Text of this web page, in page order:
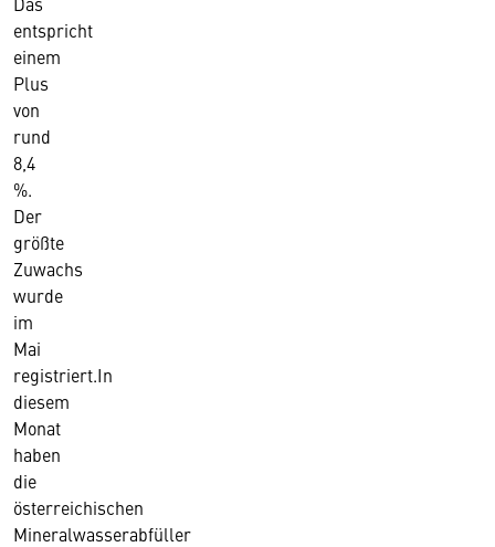
entspricht
einem
Plus
von
rund
8,4
%.
Der
größte
Zuwachs
wurde
im
Mai
registriert.In
diesem
Monat
haben
die
österreichischen
Mineralwasserabfüller